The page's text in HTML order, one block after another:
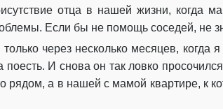
отца в нашей жизни, когда
Если бы не помощь соседей, не
через несколько месяцев,
поесть. И снова он так ловко
рядом, а в нашей с мамой квартире, к